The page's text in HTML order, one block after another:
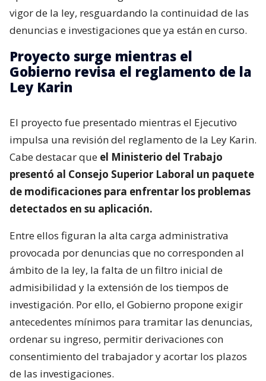
vigor de la ley, resguardando la continuidad de las
denuncias e investigaciones que ya están en curso.
Proyecto surge mientras el
Gobierno revisa el reglamento de la
Ley Karin
El proyecto fue presentado mientras el Ejecutivo
impulsa una revisión del reglamento de la Ley Karin.
Cabe destacar que el Ministerio del Trabajo
presentó al Consejo Superior Laboral un paquete
de modificaciones para enfrentar los problemas
detectados en su aplicación.
Entre ellos figuran la alta carga administrativa
provocada por denuncias que no corresponden al
ámbito de la ley, la falta de un filtro inicial de
admisibilidad y la extensión de los tiempos de
investigación. Por ello, el Gobierno propone exigir
antecedentes mínimos para tramitar las denuncias,
ordenar su ingreso, permitir derivaciones con
consentimiento del trabajador y acortar los plazos
de las investigaciones.